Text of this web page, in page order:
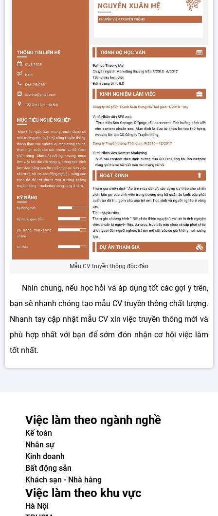
Mẫu CV truyền thông độc đáo
Nhìn chung, nếu học hỏi và áp dụng tốt các gợi ý trên,
bạn sẽ nhanh chóng tạo mẫu CV truyền thông chất lượng.
Nhanh tay cập nhật mẫu CV xin việc truyền thông mới và
phù hợp nhất với bạn để sớm đón nhận cơ hội việc làm
tốt nhất.
Việc làm theo ngành nghề
Kế toán
Nhân sự
Kinh doanh
Bất động sản
Khách sạn - Nhà hàng
Việc làm theo khu vực
Hà Nội